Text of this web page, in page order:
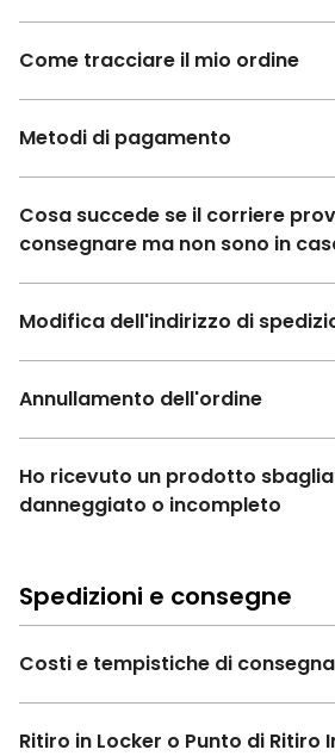
Come tracciare il mio ordine
Metodi di pagamento
Cosa succede se il corriere
consegnare ma non sono in
Modifica dell'indirizzo di
Annullamento dell'ordine
Ho ricevuto un prodotto
danneggiato o incompleto
Spedizioni e consegne
Costi e tempistiche di consegna
Ritiro in Locker o Punto di Ritiro